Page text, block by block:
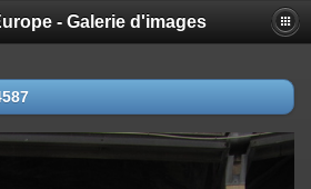
- Galerie d'images